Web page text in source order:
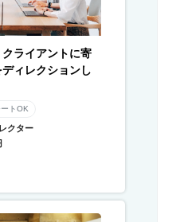
ライアントに寄
ィレクションし
トOK
クター